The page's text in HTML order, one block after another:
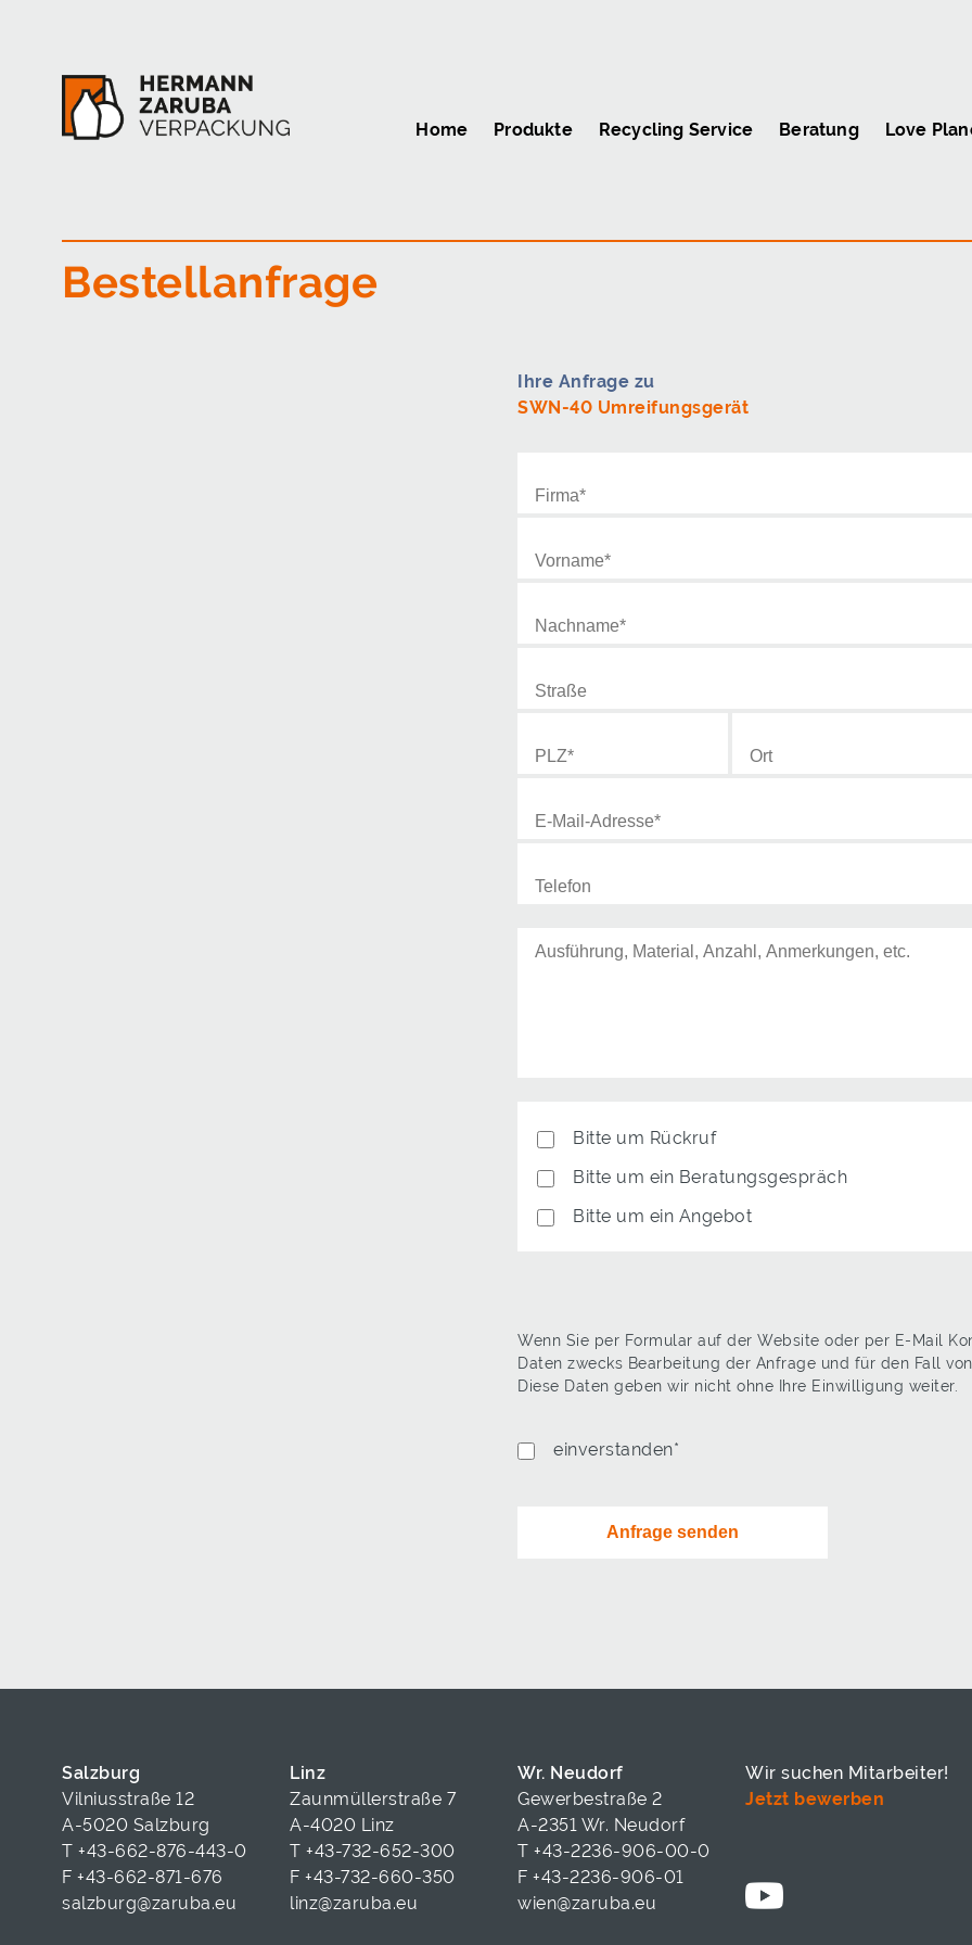
Home Produkte Recycling Service Beratung Love
Bestellanfrage
Ihre Anfrage zu
SWN-40 Umreifungsgerät
AntwortBitte um Rückruf
Bitte um ein Beratungsgespräch
Bitte um ein Angebot
Wenn Sie per Formular auf der Website oder per E-Mail
Daten zwecks Bearbeitung der Anfrage und für den Fall
Diese Daten geben wir nicht ohne Ihre Einwilligung weiter.
Datenschutz*
einverstanden*
Salzburg
Vilniusstraße 12
A-5020 Salzburg
T +43-662-876-443-0
F +43-662-871-676
salzburg@zaruba.eu
Linz
Zaunmüllerstraße 7
A-4020 Linz
T +43-732-652-300
F +43-732-660-350
linz@zaruba.eu
Wr. Neudorf
Gewerbestraße 2
A-2351 Wr. Neudorf
T +43-2236-906-00-0
F +43-2236-906-01
wien@zaruba.eu
Wir suchen Mitarbeiter!
Jetzt bewerben